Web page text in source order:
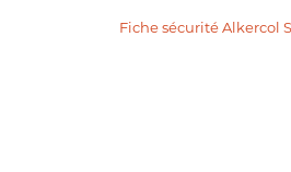
Fiche sécurité Alkercol S